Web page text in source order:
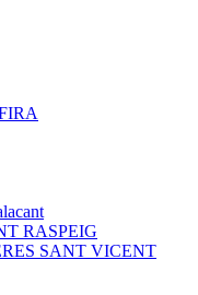
RASPEIG
SANT VICENT